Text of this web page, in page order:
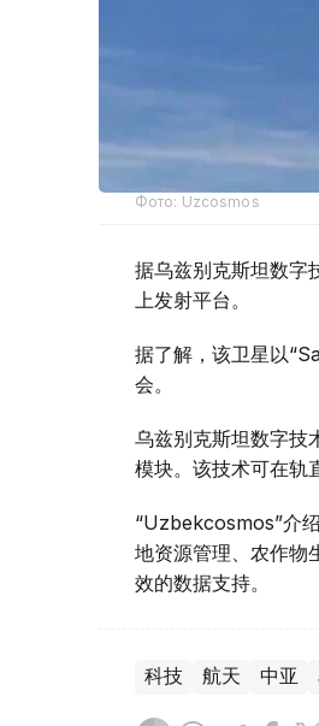
Фото: Uzcosmos
据乌兹别克斯坦数字
上发射平台。
据了解，该卫星以
会。
乌兹别克斯坦数字技
模块。该技术可在轨
“Uzbekcosmos”介
地资源管理、农作物
效的数据支持。
科技 航天 中亚